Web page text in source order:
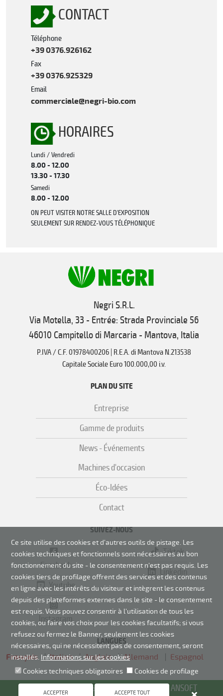
CONTACT
Téléphone
+39 0376.926162
Fax
+39 0376.925329
Email
commerciale@negri-bio.com
HORAIRES
Lundi / Vendredi
8.00 - 12.00
13.30 - 17.30
Samedi
8.00 - 12.00
ON PEUT VISITER NOTRE SALLE D'EXPOSITION
SEULEMENT SUR RENDEZ-VOUS TÉLÉPHONIQUE
Negri S.R.L.
Via Motella, 33 - Entrée: Strada Provinciale 56
46010 Campitello di Marcaria - Mantova, Italia
P.IVA / C.F. 01978400206 | R.E.A. di Mantova N.213538
Capitale Sociale Euro 100.000,00 i.v.
PLAN DU SITE
Entreprise
Gamme de produits
News - Événements
Machines d'occasion
Éco-Idées
Contact
SUIVEZ-NOUS
Facebook
Youtube
Instagram
Tiktok
Linkedin
LANGUES
Français
Italien Anglais Allemand Espagnol
©Negri Srl, 2022 Tous les droits sont réservés. Made by ANSOFT
Ce site utilise des cookies et d’autres outils de pistage. Les
cookies techniques et fonctionnels sont nécessaires au bon
fonctionnement du site - le consentement n'est pas requis. Les
cookies tiers de profilage offrent des services et des contenus
en ligne avec les intérêts du visiteur et intègrent les contenus
depuis des plateformes externes dans le site - le consentement
est requis. Vous pouvez consentir à l'utilisation de tous les
cookies, ou faire vos choix pour les cookies facultatifs; si vous
refusez ou fermez le Banner, seulement les cookies
nécessaires, qui ne nécessitent pas de consentement, seront
installés. Informations sur les cookies
Cookies techniques obligatoires
Cookies de profilage
ACCEPTER ACCEPTE TOUT